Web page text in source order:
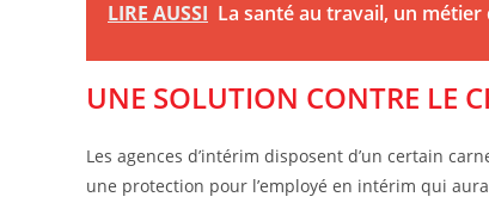
LIRE AUSSI La santé au travail, un
UNE SOLUTION CONTRE LE
Les agences d’intérim disposent d’un certain
une protection pour l’employé en intérim qui